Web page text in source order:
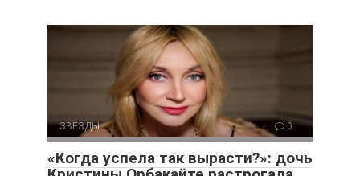
ЗВЕЗДЫ 0
«Когда успела так вырасти?»: дочь